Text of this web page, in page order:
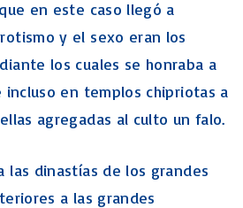
en este caso llegó a
y el sexo eran los
los cuales se honraba a
incluso en templos chipriotas a
agregadas al culto un falo.
las dinastías de los grandes
a las grandes